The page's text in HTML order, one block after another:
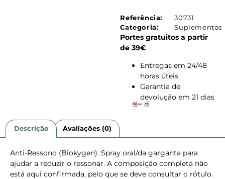
Referência:
30731
Categoria:
Suplementos
Portes gratuitos a partir
de 39€
Entregas em 24/48
horas úteis
Garantia de
devolução em 21 dias
Descrição Avaliações (0)
Anti-Ressono (Biokygen). Spray oral/da garganta para
ajudar a reduzir o ressonar. A composição completa não
está aqui confirmada, pelo que se deve consultar o rótulo.